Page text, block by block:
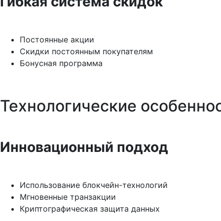
Постоянные акции
Скидки постоянным покупателям
Бонусная программа
Технологические
Инновационный подход
Использование блокчейн-технологий
Мгновенные транзакции
Криптографическая защита данных